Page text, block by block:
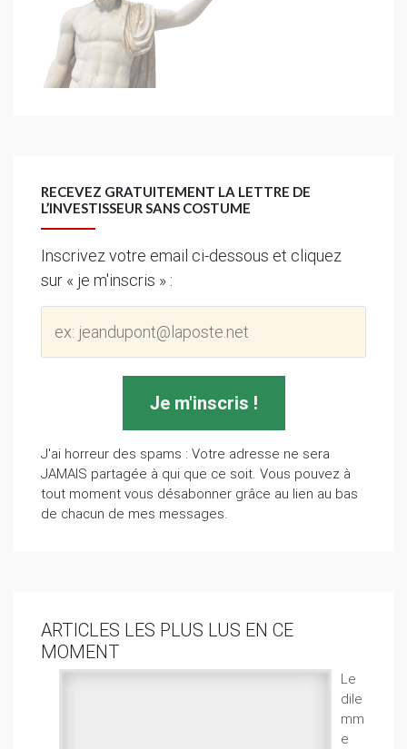
RECEVEZ GRATUITEMENT LA LETTRE DE
L’INVESTISSEUR SANS COSTUME
Inscrivez votre email ci-dessous et cliquez
sur « je m'inscris » :
J'ai horreur des spams : Votre adresse ne sera
JAMAIS partagée à qui que ce soit. Vous pouvez à
tout moment vous désabonner grâce au lien au bas
de chacun de mes messages.
ARTICLES LES PLUS LUS EN CE
MOMENT
Le
dile
mm
e